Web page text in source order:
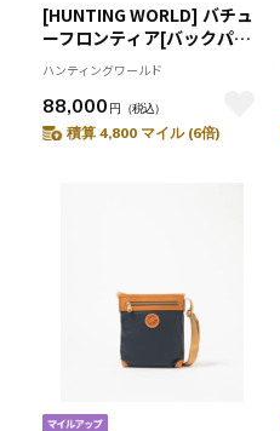
[HUNTING WORLD] バチュ
ーフロンティア[バックパッ
ク2350BFR]ネイビー
6109091478
ハンティングワールド
88,000 円 （税込）
積算 4,800 マイル (6倍)